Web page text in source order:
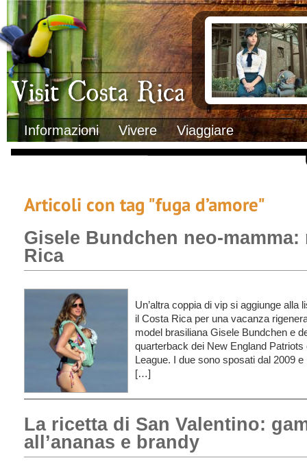
Visit Costa Rica
Informazioni Vivere Viaggiare
Clima
Geografia
Informazioni Geografiche
Letteratura e cultura
Gastronomia
Lo sapevi che
Musica
Natura
Storia
Trasporti Interni
Documenti
Italiani in Costa
L’ambasciata
Opportunità
Articoli con tag "fuga d’amore"
Gisele Bundchen neo-
Rica
Un’altra coppia di vip si aggiunge alla
il Costa Rica per una vacanza
model brasiliana Gisele Bundchen e
quarterback dei New England Patriots
League. I due sono sposati dal 2009
[…]
La ricetta di San Valentino:
all’ananas e brandy